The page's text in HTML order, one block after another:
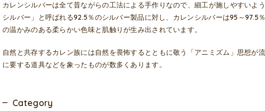
カレンシルバーは全て昔ながらの工法による手作りなので、細工が施しやすいよ
シルバー」と呼ばれる92.5％のシルバー製品に対し、カレンシルバーは95～
の温かみのある柔らかい色味と肌触りが生み出されています。
自然と共存するカレン族には自然を畏怖するとともに敬う「アニミズム」思想
に要する道具などを象ったものが数多くあります。
Category